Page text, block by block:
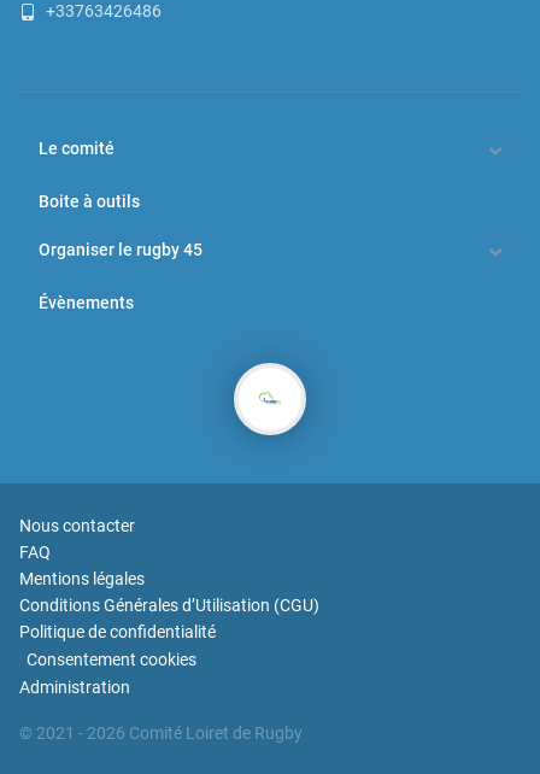
+33763426486
Le comité
Boite à outils
Organiser le rugby 45
Évènements
Nous contacter
FAQ
Mentions légales
Conditions Générales d’Utilisation (CGU)
Politique de confidentialité
Consentement cookies
Administration
© 2021 - 2026 Comité Loiret de Rugby